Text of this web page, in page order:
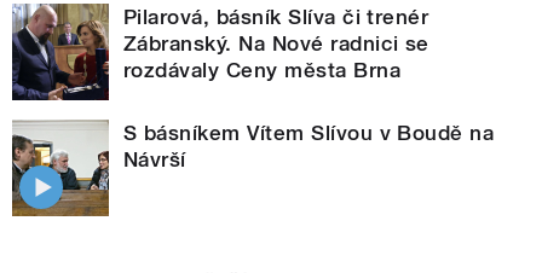
Pilarová, básník Slíva či trenér
Zábranský. Na Nové radnici se
rozdávaly Ceny města Brna
S básníkem Vítem Slívou v Boudě na
Návrší